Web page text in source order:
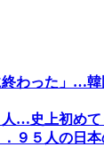
終わった」…
…史上初めて
．９５人の日